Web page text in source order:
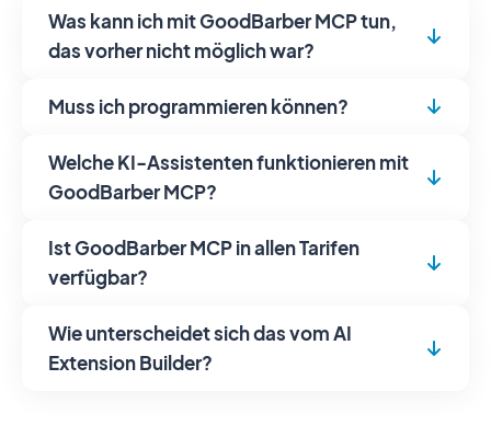
Was kann ich mit GoodBarber MCP tun,
das vorher nicht möglich war?
Muss ich programmieren können?
Welche KI-Assistenten funktionieren mit
GoodBarber MCP?
Ist GoodBarber MCP in allen Tarifen
verfügbar?
Wie unterscheidet sich das vom AI
Extension Builder?